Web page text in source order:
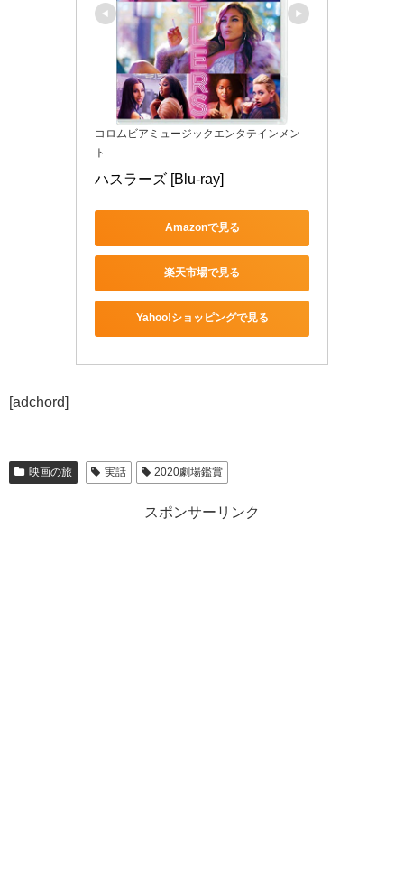
コロムビアミュージックエンタテインメン
ト
ハスラーズ [Blu-ray]
Amazonで見る
楽天市場で見る
Yahoo!ショッピングで見る
[adchord]
映画の旅 実話 2020劇場鑑賞
スポンサーリンク